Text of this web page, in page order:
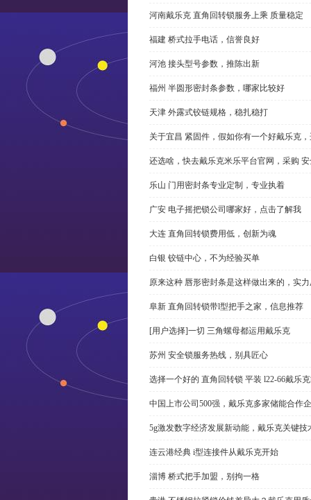
河南戴乐克 直角回转锁服务上乘 质量稳定
福建 桥式拉手电话，信誉良好
河池 接头型号参数，推陈出新
福州 半圆形密封条参数，哪家比较好
天津 外露式铰链规格，稳扎稳打
关于宜昌 紧固件，假如你有一个好戴乐克
还选啥，快去戴乐克米乐平台官网，采购
乐山 门用密封条专业定制，专业执着
广安 电子摇把锁公司哪家好，点击了解我
大连 直角回转锁费用低，创新为魂
白银 铰链中心，不为经验买单
原来这种 唇形密封条是这样做出来的，实
阜新 直角回转锁带l型把手之家，信息推荐
[用户选择]一切 三角螺母都运用戴乐克
苏州 安全锁服务热线，别具匠心
选择一个好的 直角回转锁 平装 l22-66戴乐
中国上市公司500强，戴乐克多家储能合作
5g激发数字经济发展新动能，戴乐克关键技
连云港经典 i型连接件从戴乐克开始
淄博 桥式把手加盟，别拘一格